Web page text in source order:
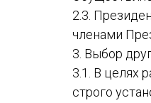
2.3.
членами
3. Выбор
3.1. В целях
строго